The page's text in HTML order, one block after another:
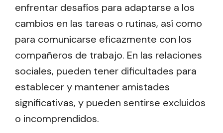
enfrentar desafíos para adaptarse a los
cambios en las tareas o rutinas, así como
para comunicarse eficazmente con los
compañeros de trabajo. En las relaciones
sociales, pueden tener dificultades para
establecer y mantener amistades
significativas, y pueden sentirse excluidos
o incomprendidos.